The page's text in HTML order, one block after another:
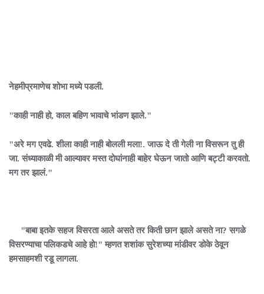
नेहमीप्रमाणेच शोभा मध्ये पडली.
"काही नाही हो, काल बहिण भावाचे भांडण झाले."
"अरे मग एवढे. शीला काही नाही बोलली मला!. जाऊ दे ती गेली ना विसरून तु ही
जा. संध्याकाळी मी आल्यावर मस्त दोघांनाही बाहेर घेऊन जातो आणि बट्टी करवतो.
मग तर झालं."
"बाबा इतके सहज विसरता आले असते तर किती छान झाले असते ना? सगळे
विसरण्याचा पलिकडचे आहे हो!" म्हणत शशांक सुरेशच्या मांडीवर डोके ठेवून
हमसाहमशी रडू लागला.